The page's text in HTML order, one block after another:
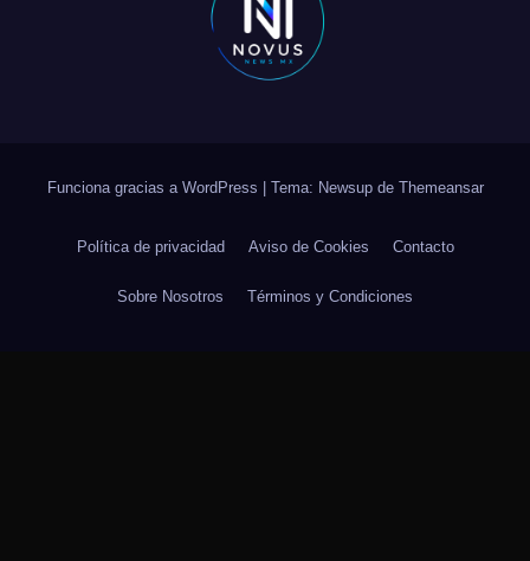
Funciona gracias a WordPress Tema: Newsup de Themeansar
Política de privacidad Aviso de Cookies Contacto
Sobre Nosotros Términos y Condiciones